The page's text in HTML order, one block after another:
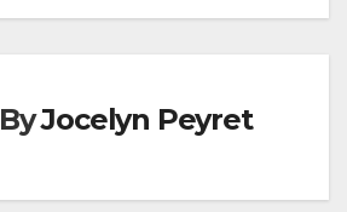
ByJocelyn Peyret